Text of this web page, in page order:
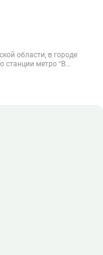
области, в городе
станции метро “В...